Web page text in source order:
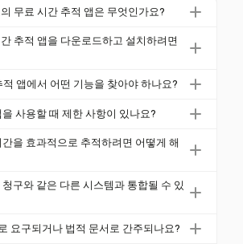
무료 시간 추적 앱은 무엇인가요?
만, Harvest는 수동 및 타이머 기반 시
고서 및 인기 있는 프로젝트 관리 도구
추적 앱을 다운로드하고 설치하려면
Store 또는 개발자의 웹사이
으로 제공되어 관리 권한 없이 웹
앱에서 어떤 기능을 찾아야 하나요?
실시간 타이머, 수동 입력, 프로젝트
화적인 인터페이스와 자동 알림도 유
사용할 때 제한 사항이 있나요?
은 종종 사용자 수 제한, 기능 제한,
안 및 최소한의 지원이 있습니다. 이
을 효과적으로 추적하려면 어떻게 해
하고, 정확성을 위해 타이머를 사용하
작업별로 입력을 조직하세요. 자동 추
구와 같은 다른 시스템과 통합될 수 있
적 앱은 기본 통합 기능을 제공하지
요구되거나 법적 문서로 간주되나요?